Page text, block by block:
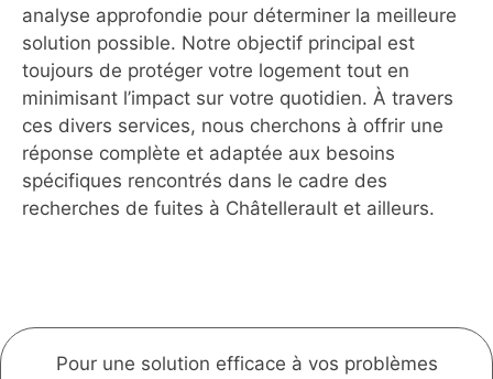
analyse approfondie pour déterminer la meilleure
solution possible. Notre objectif principal est
toujours de protéger votre logement tout en
minimisant l’impact sur votre quotidien. À travers
ces divers services, nous cherchons à offrir une
réponse complète et adaptée aux besoins
spécifiques rencontrés dans le cadre des
recherches de fuites à Châtellerault et ailleurs.
Pour une solution efficace à vos problèmes